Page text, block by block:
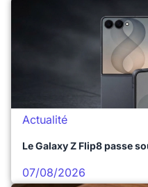
Actualité
Le Galaxy Z Flip8 passe
07/08/2026